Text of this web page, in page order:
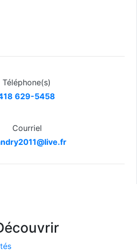
Téléphone(s)
629-5458
Courriel